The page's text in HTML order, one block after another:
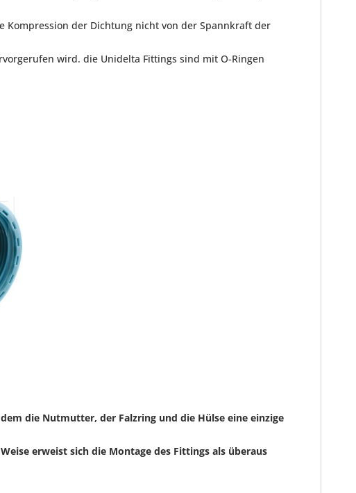
Kompression der Dichtung nicht von der Spannkraft der
wird. die Unidelta Fittings sind mit O-Ringen
die Nutmutter, der Falzring und die Hülse eine einzige
erweist sich die Montage des Fittings als überaus